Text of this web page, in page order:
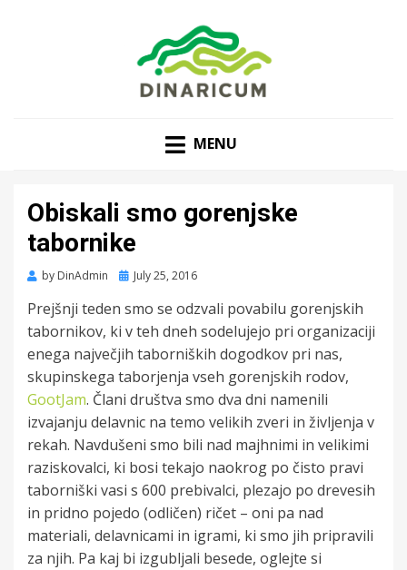
MENU
Obiskali smo gorenjske
tabornike
by DinAdmin
Posted
July 25, 2016
Prejšnji teden smo se odzvali povabilu gorenjskih
tabornikov, ki v teh dneh sodelujejo pri organizaciji
enega največjih taborniških dogodkov pri nas,
skupinskega taborjenja vseh gorenjskih rodov,
GootJam. Člani društva smo dva dni namenili
izvajanju delavnic na temo velikih zveri in življenja v
rekah. Navdušeni smo bili nad majhnimi in velikimi
raziskovalci, ki bosi tekajo naokrog po čisto pravi
taborniški vasi s 600 prebivalci, plezajo po drevesih
in pridno pojedo (odličen) ričet – oni pa nad
materiali, delavnicami in igrami, ki smo jih pripravili
za njih. Pa kaj bi izgubljali besede, oglejte si